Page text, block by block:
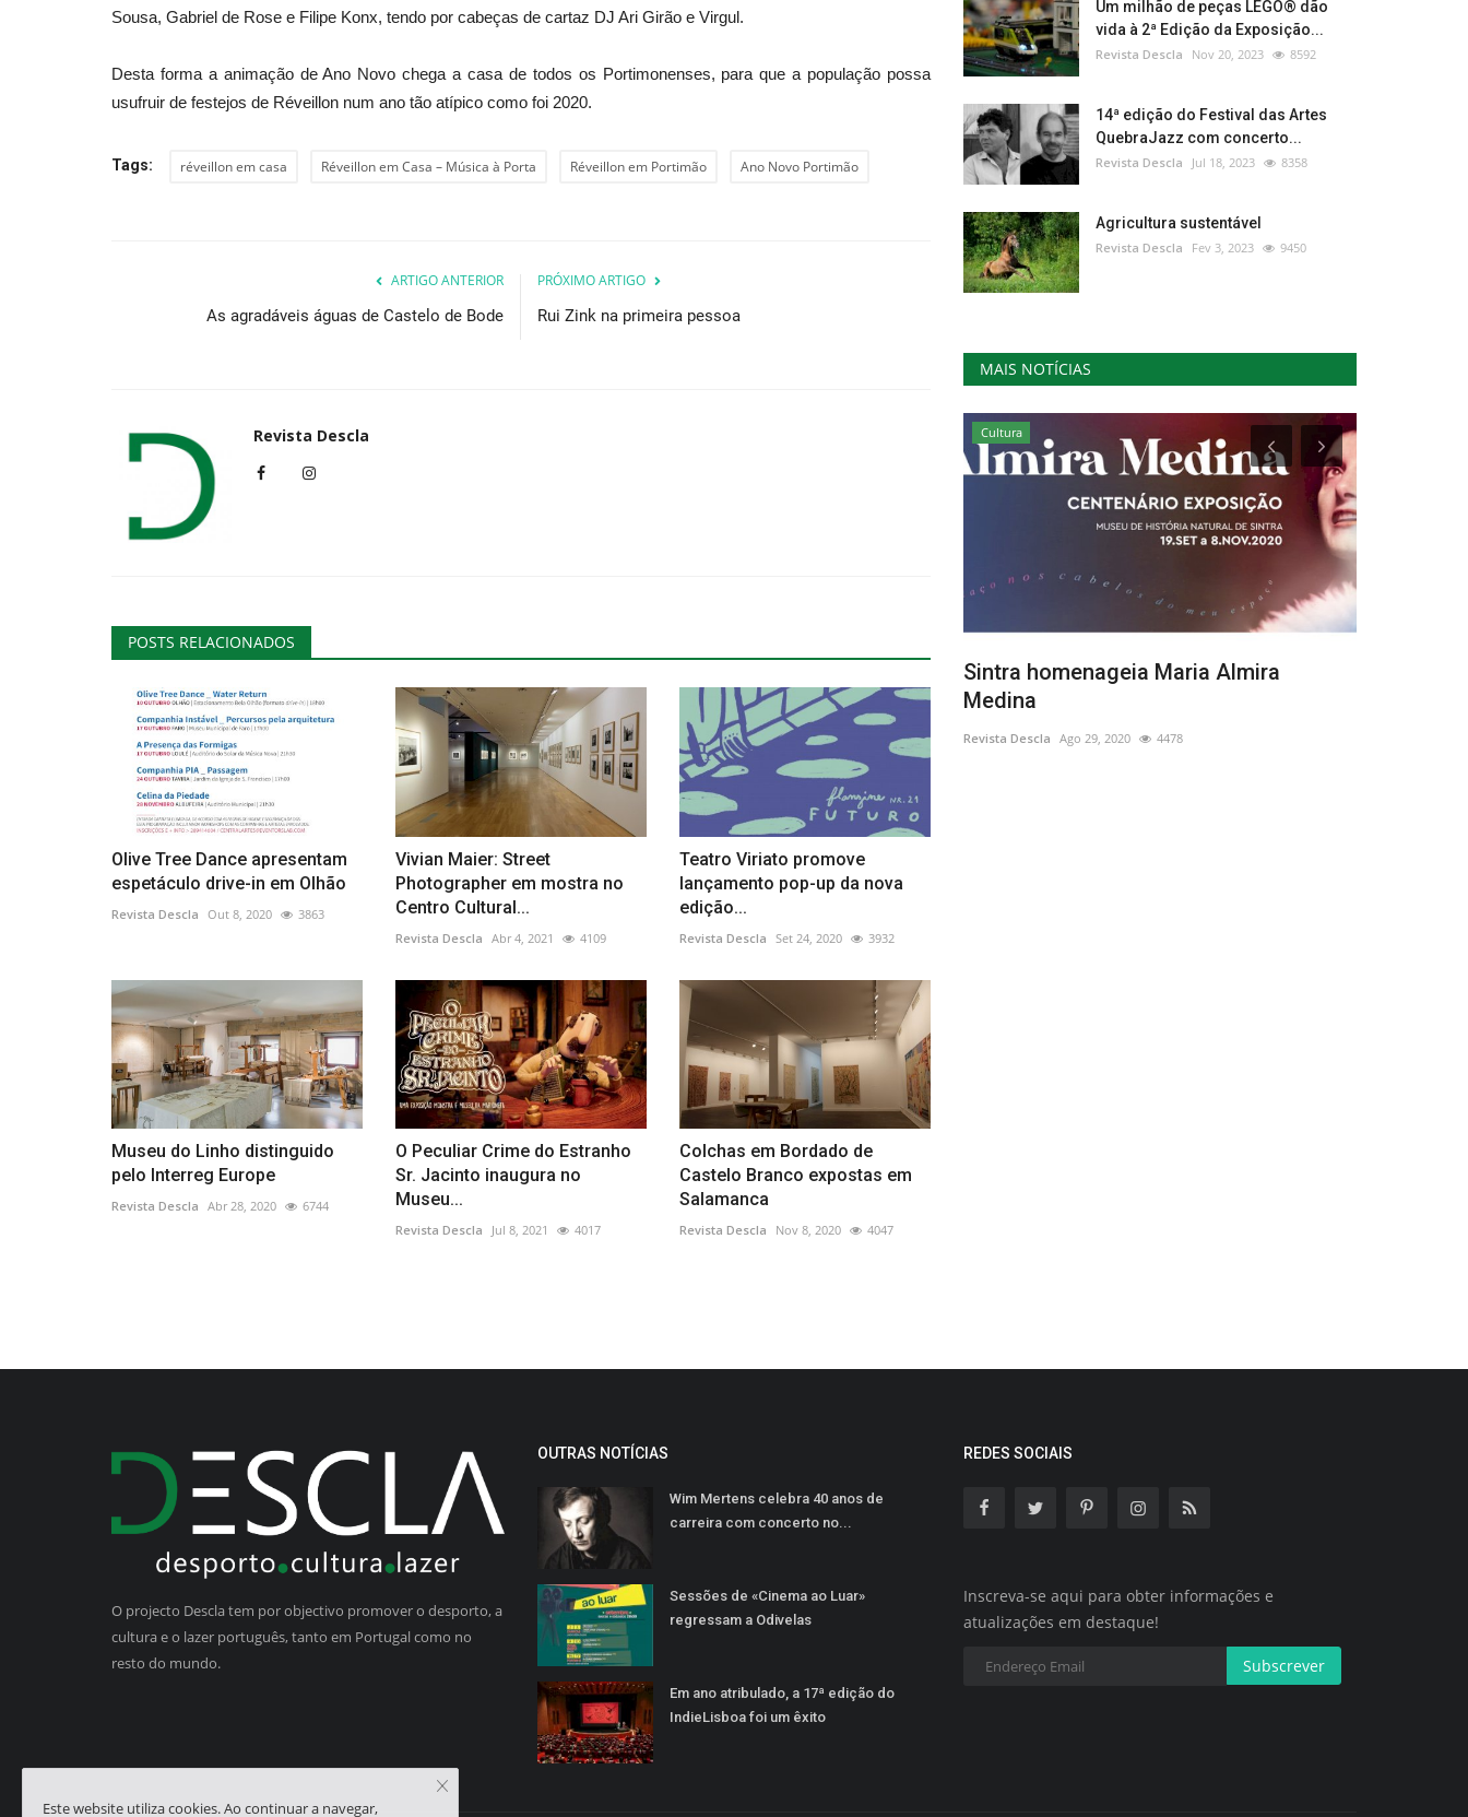
Sousa, Gabriel de Rose e Filipe Konx, tendo por cabeças de cartaz DJ Ari Girão e Virgul.
Desta forma a animação de Ano Novo chega a casa de todos os Portimonenses, para que a população possa
usufruir de festejos de Réveillon num ano tão atípico como foi 2020.
Tags: réveillon em casa Réveillon em Casa – Música à Porta Réveillon em Portimão Ano Novo Portimão
ARTIGO ANTERIOR
As agradáveis águas de Castelo de Bode
PRÓXIMO ARTIGO
Rui Zink na primeira pessoa
Revista Descla
POSTS RELACIONADOS
Olive Tree Dance apresentam
espetáculo drive-in em Olhão
Revista Descla Out 8, 2020 3863
Vivian Maier: Street
Photographer em mostra no
Centro Cultural...
Revista Descla Abr 4, 2021 4109
Teatro Viriato promove
lançamento pop-up da nova
edição...
Revista Descla Set 24, 2020 3932
Museu do Linho distinguido
pelo Interreg Europe
Revista Descla Abr 28, 2020 6744
O Peculiar Crime do Estranho
Sr. Jacinto inaugura no
Museu...
Revista Descla Jul 8, 2021 4017
Colchas em Bordado de
Castelo Branco expostas em
Salamanca
Revista Descla Nov 8, 2020 4047
Um milhão de peças LEGO® dão
vida à 2ª Edição da Exposição...
Revista Descla Nov 20, 2023 8592
14ª edição do Festival das Artes
QuebraJazz com concerto...
Revista Descla Jul 18, 2023 8358
Agricultura sustentável
Revista Descla Fev 3, 2023 9450
MAIS NOTÍCIAS
Setúbal em 16 noites
Revista Descla
caminho da Taça das...
Revista Descla Mai 22, 2023 2324
Cultura
Sintra homenageia Maria Almira
Medina
Revista Descla Ago 29, 2020 4478
O projecto Descla tem por objectivo promover o desporto, a
cultura e o lazer português, tanto em Portugal como no
resto do mundo.
OUTRAS NOTÍCIAS
Wim Mertens celebra 40 anos de
carreira com concerto no...
Sessões de «Cinema ao Luar»
regressam a Odivelas
Em ano atribulado, a 17ª edição do
IndieLisboa foi um êxito
REDES SOCIAIS
Inscreva-se aqui para obter informações e
atualizações em destaque!
Subscrever
Este website utiliza cookies. Ao continuar a navegar,